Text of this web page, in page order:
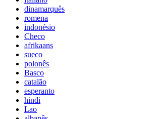
dinamarquês
romena
indonésio
Checo
afrikaans
sueco
polonês
Basco
catalão
esperanto
hindi
Lao